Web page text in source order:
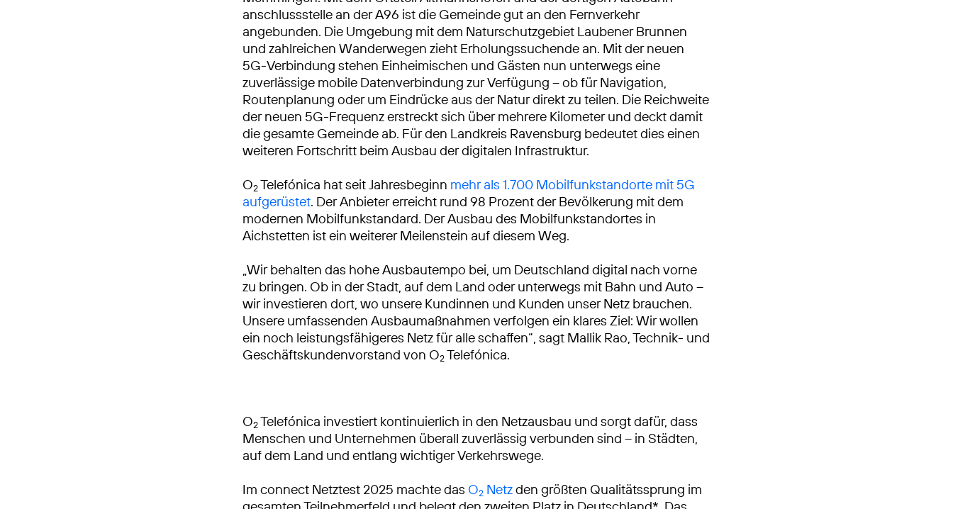
anschlussstelle an der A96 ist die Gemeinde gut an den Fernverkehr
angebunden. Die Umgebung mit dem Naturschutzgebiet Laubener Brunnen
und zahlreichen Wanderwegen zieht Erholungssuchende an. Mit der neuen
5G-Verbindung stehen Einheimischen und Gästen nun unterwegs eine
zuverlässige mobile Datenverbindung zur Verfügung – ob für Navigation,
Routenplanung oder um Eindrücke aus der Natur direkt zu teilen. Die Reichweite
der neuen 5G-Frequenz erstreckt sich über mehrere Kilometer und deckt damit
die gesamte Gemeinde ab. Für den Landkreis Ravensburg bedeutet dies einen
weiteren Fortschritt beim Ausbau der digitalen Infrastruktur.
O2Telefónica hat seit Jahresbeginn mehr als 1.700 Mobilfunkstandorte mit 5G
aufgerüstet. Der Anbieter erreicht rund 98 Prozent der Bevölkerung mit dem
modernen Mobilfunkstandard. Der Ausbau des Mobilfunkstandortes in
Aichstetten ist ein weiterer Meilenstein auf diesem Weg.
„Wir behalten das hohe Ausbautempo bei, um Deutschland digital nach vorne
zu bringen. Ob in der Stadt, auf dem Land oder unterwegs mit Bahn und Auto –
wir investieren dort, wo unsere Kundinnen und Kunden unser Netz brauchen.
Unsere umfassenden Ausbaumaßnahmen verfolgen ein klares Ziel: Wir wollen
ein noch leistungsfähigeres Netz für alle schaffen“, sagt Mallik Rao, Technik- und
Geschäftskundenvorstand von O2Telefónica.
O2Telefónica investiert kontinuierlich in den Netzausbau und sorgt dafür, dass
Menschen und Unternehmen überall zuverlässig verbunden sind – in Städten,
auf dem Land und entlang wichtiger Verkehrswege.
Im connect Netztest 2025 machte das O2 Netzden größten Qualitätssprung im